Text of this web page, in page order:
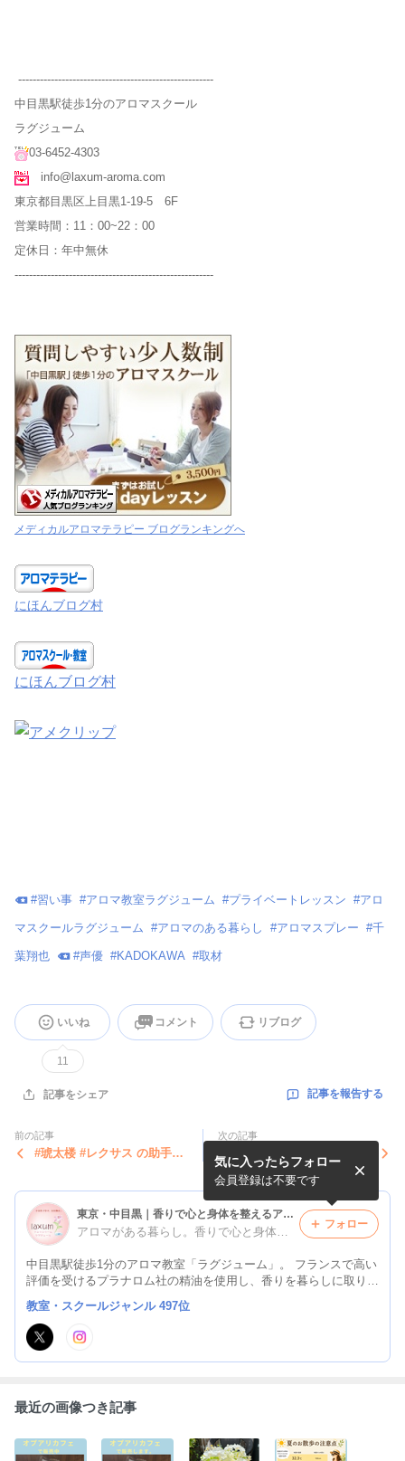
------------------------------------------------------
中目黒駅徒歩1分のアロマスクール
ラグジューム
03-6452-4303
info@laxum-aroma.com
東京都目黒区上目黒1-19-5 6F
営業時間：11：00~22：00
定休日：年中無休
-------------------------------------------------------
メディカルアロマテラピー ブログランキングへ
にほんブログ村
にほんブログ村
#習い事 #アロマ教室ラグジューム #プライベートレッスン #アロ
マスクールラグジューム #アロマのある暮らし #アロマスプレー #千
葉翔也 #声優 #KADOKAWA #取材
いいね
11
コメント リブログ
記事をシェア 記事を報告する
前の記事
#琥太楼 #レクサス の助手席
院...
次の記事
#肺水腫 昨日、今日の#低気
圧 で。また、#呼吸困難 の #
琥太楼朝方の咳が、酷くて...
東京・中目黒｜香りで心と身体を整えるアロマラグジューム
アロマがある暮らし。香りで心と身体を元気にする。
中目黒駅徒歩1分のアロマ教室「ラグジューム」。 フランスで高い
評価を受けるプラナロム社の精油を使用し、香りを暮らしに取り入
れるセルフケアをご提案しています。 JAA日本アロマコーディネ
ーター協会認定校／NARD JAPAN認定校。
気に入ったらフォロー
会員登録は不要です
フォロー
教室・スクールジャンル 497位
最近の画像つき記事